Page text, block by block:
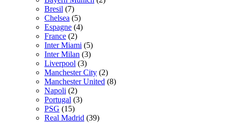
Bresil (7)
Chelsea (5)
Espagne (4)
France (2)
Inter Miami (5)
Inter Milan (3)
Liverpool (3)
Manchester City (2)
Manchester United (8)
Napoli (2)
Portugal (3)
PSG (15)
Real Madrid (39)